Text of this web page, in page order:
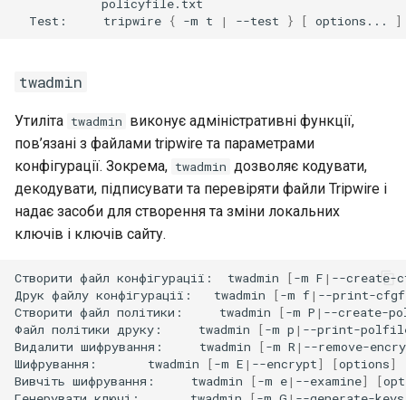
Test:
tripwire { -m t | --test } [ options... ]
twadmin
Утиліта twadmin виконує адміністративні функції,
пов’язані з файлами tripwire та параметрами
конфігурації. Зокрема, twadmin дозволяє кодувати,
декодувати, підписувати та перевіряти файли Tripwire і
надає засоби для створення та зміни локальних
ключів і ключів сайту.
Створити файл конфігурації: twadmin [-m F | --create-
Друк файлу конфігурації: twadmin [-m f| --print-
Створити файл політики: twadmin [-m P | --create-
Файл політики друку: twadmin [-m p | --print-
Видалити шифрування: twadmin [-m R | --remove-
Шифрування:
twadmin [-m E | --encrypt] [options]
Вивчіть шифрування: twadmin [-m e| --examine] [